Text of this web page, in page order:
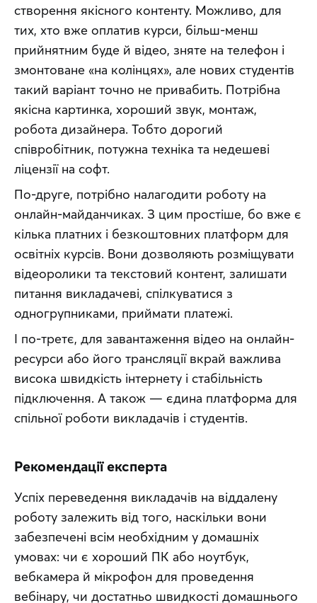
створення якісного контенту. Можливо, для
тих, хто вже оплатив курси, більш-менш
прийнятним буде й відео, зняте на телефон і
змонтоване «на колінцях», але нових студентів
такий варіант точно не привабить. Потрібна
якісна картинка, хороший звук, монтаж,
робота дизайнера. Тобто дорогий
співробітник, потужна техніка та недешеві
ліцензії на софт.
По-друге, потрібно налагодити роботу на
онлайн-майданчиках. З цим простіше, бо вже є
кілька платних і безкоштовних платформ для
освітніх курсів. Вони дозволяють розміщувати
відеоролики та текстовий контент, залишати
питання викладачеві, спілкуватися з
одногрупниками, приймати платежі.
І по-третє, для завантаження відео на онлайн-
ресурси або його трансляції вкрай важлива
висока швидкість інтернету і стабільність
підключення. А також — єдина платформа для
спільної роботи викладачів і студентів.
Рекомендації експерта
Успіх переведення викладачів на віддалену
роботу залежить від того, наскільки вони
забезпечені всім необхідним у домашніх
умовах: чи є хороший ПК або ноутбук,
вебкамера й мікрофон для проведення
вебінару, чи достатньо швидкості домашнього